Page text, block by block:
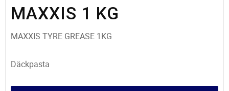
MAXXIS 1 KG
MAXXIS TYRE GREASE 1KG
Däckpasta